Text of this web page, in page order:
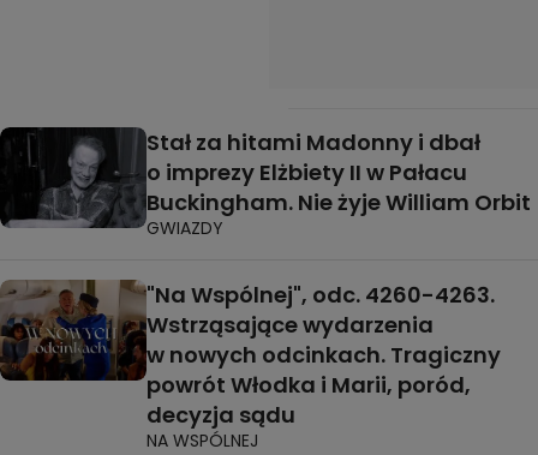
Stał za hitami Madonny i dbał
o imprezy Elżbiety II w Pałacu
Buckingham. Nie żyje William Orbit
GWIAZDY
"Na Wspólnej", odc. 4260-4263.
Wstrząsające wydarzenia
w nowych odcinkach. Tragiczny
powrót Włodka i Marii, poród,
decyzja sądu
NA WSPÓLNEJ